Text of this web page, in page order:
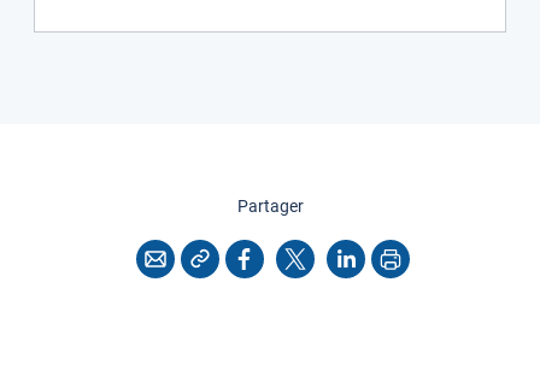
Partagercette page
CourrielCopier l'adresse
Facebook
X LinkedInImprimer